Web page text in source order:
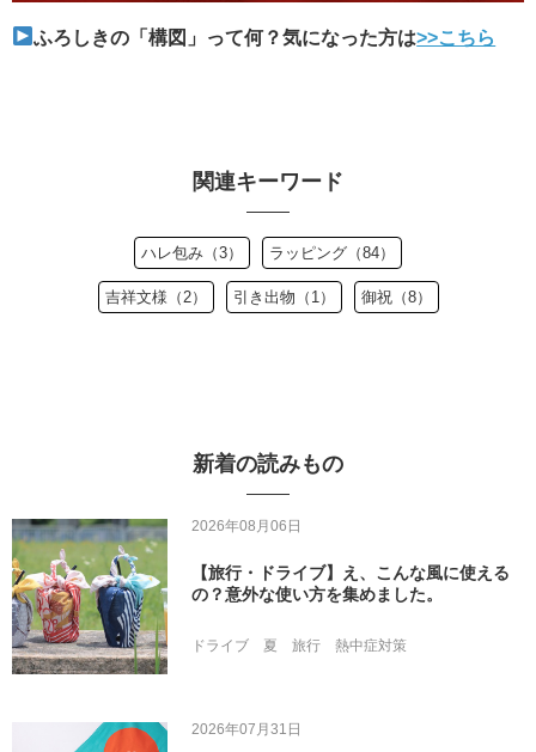
ふろしきの「構図」って何？気になった方は>>こちら
関連キーワード
ハレ包み（3） ラッピング（84）
吉祥文様（2） 引き出物（1） 御祝（8）
新着の読みもの
2026年08月06日
【旅行・ドライブ】え、こんな風に使える
の？意外な使い方を集めました。
ドライブ 夏 旅行 熱中症対策
2026年07月31日